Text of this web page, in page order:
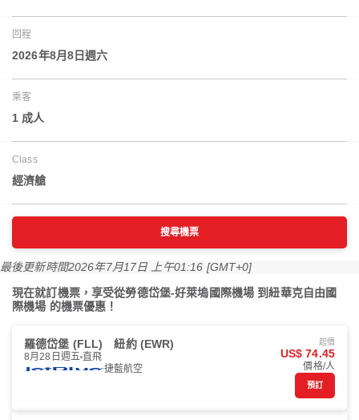
回程
2026年8月8日週六
乘客
1 成人
Class
經濟艙
搜尋機票
最後更新時間2026年7月17日 上午01:16 [GMT+0]
現在就訂機票，享受從勞德岱堡-好萊塢國際機場 到紐華克自由國
際機場 的機票優惠！
羅德岱堡 (FLL) 紐約 (EWR)
8月28日週五 直飛
捷藍航空
起價
US$ 74.45
價格/人
預訂